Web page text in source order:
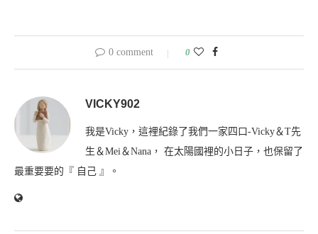
0 comment 0
VICKY902
我是Vicky，這裡紀錄了我們一家四口-Vicky＆T先
生＆Mei＆Nana， 在太陽國裡的小日子，也保留了
最重要要的『 自己 』。